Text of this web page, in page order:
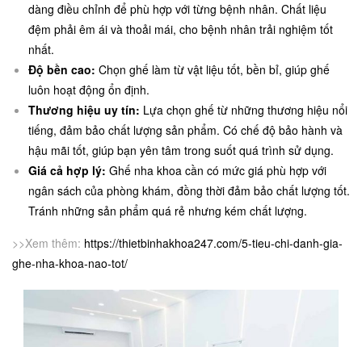
dàng điều chỉnh để phù hợp với từng bệnh nhân. Chất liệu
đệm phải êm ái và thoải mái, cho bệnh nhân trải nghiệm tốt
nhất.
Độ bền cao: Chọn ghế làm từ vật liệu tốt, bền bỉ, giúp ghế
luôn hoạt động ổn định.
Thương hiệu uy tín: Lựa chọn ghế từ những thương hiệu nổi
tiếng, đảm bảo chất lượng sản phẩm. Có chế độ bảo hành và
hậu mãi tốt, giúp bạn yên tâm trong suốt quá trình sử dụng.
Giá cả hợp lý: Ghế nha khoa cần có mức giá phù hợp với
ngân sách của phòng khám, đồng thời đảm bảo chất lượng tốt.
Tránh những sản phẩm quá rẻ nhưng kém chất lượng.
>>Xem thêm: https://thietbinhakhoa247.com/5-tieu-chi-danh-gia-
ghe-nha-khoa-nao-tot/